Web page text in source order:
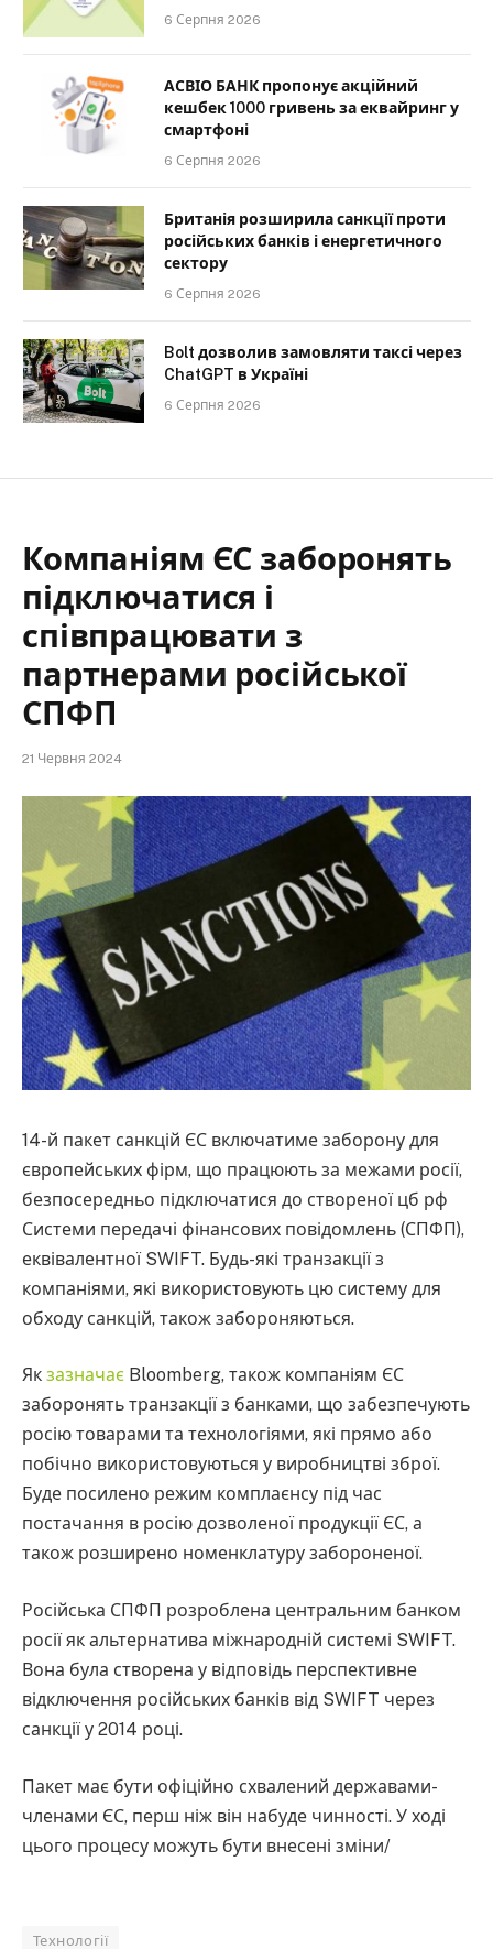
6 Серпня 2026
АСВІО БАНК пропонує акційний
кешбек 1000 гривень за еквайринг у
смартфоні
6 Серпня 2026
Британія розширила санкції проти
російських банків і енергетичного
сектору
6 Серпня 2026
Bolt дозволив замовляти таксі через
ChatGPT в Україні
6 Серпня 2026
Компаніям ЄС заборонять
підключатися і
співпрацювати з
партнерами російської
СПФП
21 Червня 2024
14-й пакет санкцій ЄС включатиме заборону для
європейських фірм, що працюють за межами росії,
безпосередньо підключатися до створеної цб рф
Системи передачі фінансових повідомлень (СПФП),
еквівалентної SWIFT. Будь-які транзакції з
компаніями, які використовують цю систему для
обходу санкцій, також забороняються.
Як зазначає Bloomberg, також компаніям ЄС
заборонять транзакції з банками, що забезпечують
росію товарами та технологіями, які прямо або
побічно використовуються у виробництві зброї.
Буде посилено режим комплаєнсу під час
постачання в росію дозволеної продукції ЄС, а
також розширено номенклатуру забороненої.
Російська СПФП розроблена центральним банком
росії як альтернатива міжнародній системі SWIFT.
Вона була створена у відповідь перспективне
відключення російських банків від SWIFT через
санкції у 2014 році.
Пакет має бути офіційно схвалений державами-
членами ЄС, перш ніж він набуде чинності. У ході
цього процесу можуть бути внесені зміни/
Технології